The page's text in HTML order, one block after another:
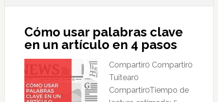
Cómo usar palabras clave
en un artículo en 4 pasos
Compartir0 Compartir0
Tuitear0
Compartir0Tiempo de